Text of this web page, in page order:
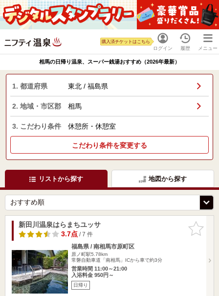
ログイン
購入済チケットはこちら
履歴 メニュー
相馬の日帰り温泉、スーパー銭湯おすすめ（2026年最新）
1. 都道府県 東北 / 福島県
2. 地域・市区郡 相馬
3. こだわり条件 休憩所・休憩室
こだわり条件を変更する
リストから探す 地図から探す
お気に入
りに追加
新田川温泉はらまちユッサ
3.7点/ 7 件
福島県 / 南相馬市原町区
原ノ町駅5.78km
常磐自動車道「南相馬」ICから車で約3分
営業時間 11:00～21:00
入浴料金 950円～
日帰り